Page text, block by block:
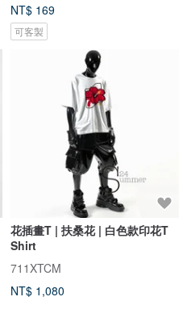
NT$ 169
可客製
花插畫T | 扶桑花 | 白色款印花T
Shirt
711XTCM
NT$ 1,080